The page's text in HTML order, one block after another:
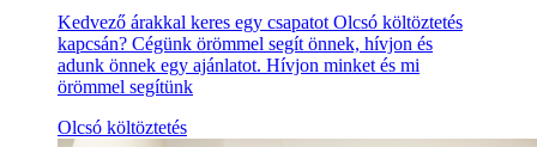
Kedvező árakkal keres egy csapatot Olcsó költöztetés
kapcsán? Cégünk örömmel segít önnek, hívjon és
adunk önnek egy ajánlatot. Hívjon minket és mi
örömmel segítünk
Olcsó költöztetés